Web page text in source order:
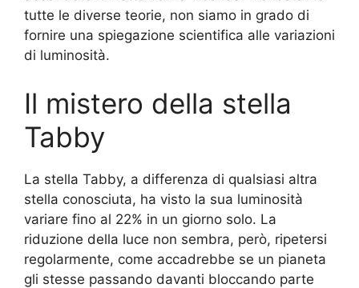
tutte le diverse teorie, non siamo in grado di
fornire una spiegazione scientifica alle variazioni
di luminosità.
Il mistero della stella
Tabby
La stella Tabby, a differenza di qualsiasi altra
stella conosciuta, ha visto la sua luminosità
variare fino al 22% in un giorno solo. La
riduzione della luce non sembra, però, ripetersi
regolarmente, come accadrebbe se un pianeta
gli stesse passando davanti bloccando parte